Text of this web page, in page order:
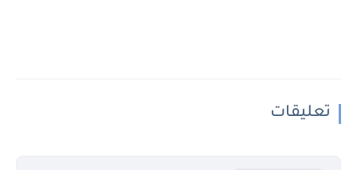
تعليقات